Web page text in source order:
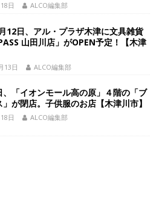
日 ALCO編集部
12日、アル・プラザ木津に文具雑貨
山田川店」がOPEN予定！【木津
13日 ALCO編集部
、「イオンモール高の原」４階の「ブ
が閉店。子供服のお店【木津川市】
日 ALCO編集部